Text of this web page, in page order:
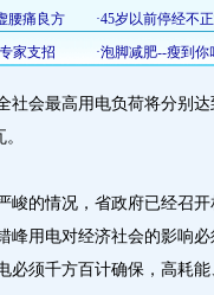
社会最高用电负荷将分别
的情况，省政府已经召开
峰用电对经济社会的影响
必须千方百计确保，高耗